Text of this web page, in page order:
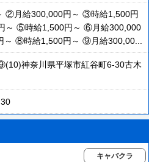
②月給300,000円～ ③時給1,500円
～ ⑤時給1,500円～ ⑥月給300,000
～ ⑧時給1,500円～ ⑨月給300,00...
奈川県平塚市紅谷町6-30古木
キャバクラ